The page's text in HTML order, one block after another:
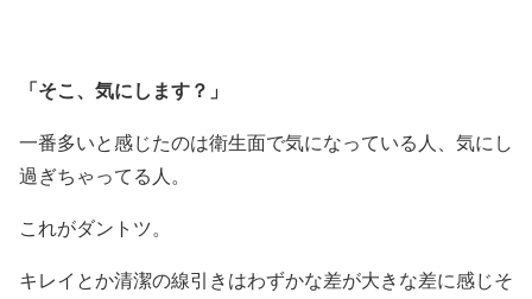
「そこ、気にします？」
一番多いと感じたのは衛生面で気になっている人、気にし
過ぎちゃってる人。
これがダントツ。
キレイとか清潔の線引きはわずかな差が大きな差に感じそ